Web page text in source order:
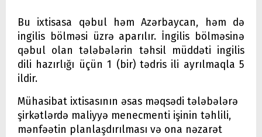
Bu ixtisasa qəbul həm Azərbaycan, həm də
ingilis bölməsi üzrə aparılır. İngilis bölməsinə
qəbul olan tələbələrin təhsil müddəti ingilis
dili hazırlığı üçün 1 (bir) tədris ili ayrılmaqla 5
ildir.
Mühasibat ixtisasının əsas məqsədi tələbələrə
şirkətlərdə maliyyə menecmenti işinin təhlili,
mənfəətin planlaşdırılması və ona nəzarət